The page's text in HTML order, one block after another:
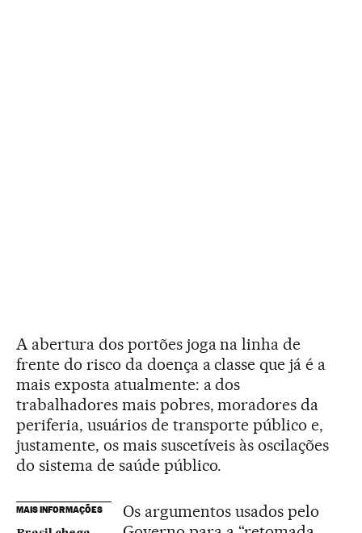
A abertura dos portões joga na linha de
frente do risco da doença a classe que já é a
mais exposta atualmente: a dos
trabalhadores mais pobres, moradores da
periferia, usuários de transporte público e,
justamente, os mais suscetíveis às oscilações
do sistema de saúde público.
MAIS INFORMAÇÕES
Os argumentos usados pelo